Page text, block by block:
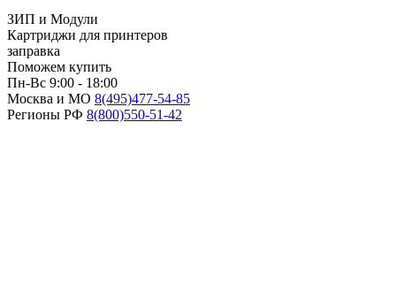
ЗИП и Модули
Картриджи для принтеров
заправка
Поможем купить
Пн-Вс 9:00 - 18:00
Москва и МО 8(495)477-54-85
Регионы РФ 8(800)550-51-42